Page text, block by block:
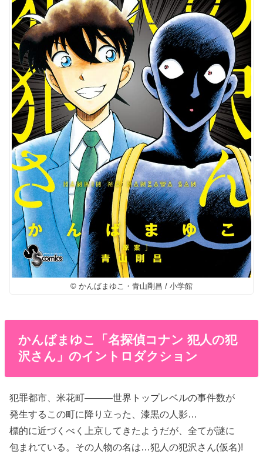
© かんばまゆこ・青山剛昌 / 小学館
かんばまゆこ「名探偵コナン 犯人の犯
沢さん」のイントロダクション
犯罪都市、米花町―――世界トップレベルの事件数が
発生するこの町に降り立った、漆黒の人影…
標的に近づくべく上京してきたようだが、全てが謎に
包まれている。その人物の名は…犯人の犯沢さん(仮名)!